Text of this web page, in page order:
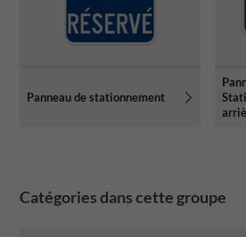
Panneau de stationnement
Catégories dans cette groupe